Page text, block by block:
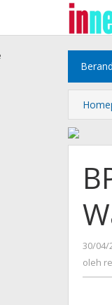
konten
30/04/
oleh